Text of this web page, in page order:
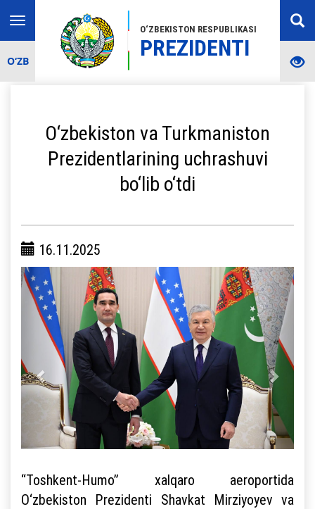
O‘ZBEKISTON RESPUBLIKASI
PREZIDENTI
Toggle
navigation
O‘ZB
O‘zbekiston va Turkmaniston
Prezidentlarining uchrashuvi
bo‘lib o‘tdi
16.11.2025
“Toshkent-Humo” xalqaro aeroportida
O‘zbekiston Prezidenti Shavkat Mirziyoyev va